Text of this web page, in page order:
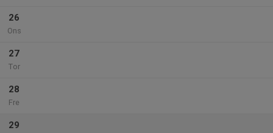
26
Ons
27
Tor
28
Fre
29